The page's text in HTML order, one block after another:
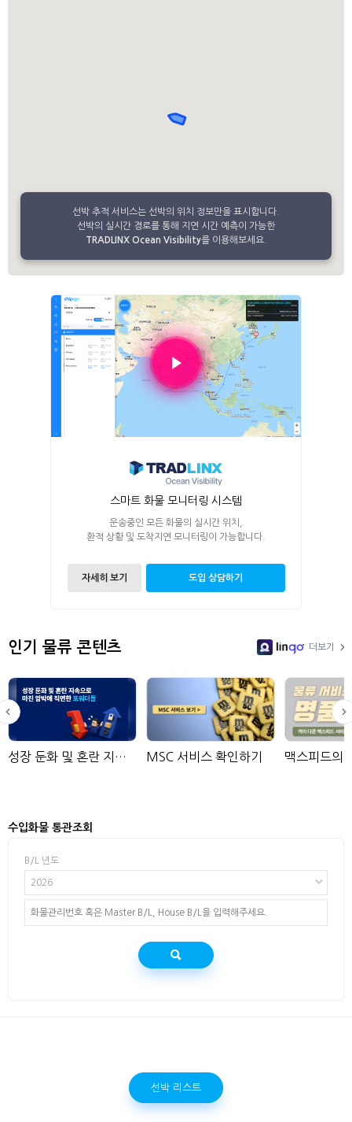
선박 추적 서비스는 선박의 위치 정보만을 표시합니다.
선박의 실시간 경로를 통해 지연 시간 예측이 가능한
TRADLINX Ocean Visibility를 이용해보세요.
스마트 화물 모니터링 시스템
운송중인 모든 화물의 실시간 위치,
환적 상황 및 도착지연 모니터링이 가능합니다.
자세히 보기 도입 상담하기
인기 물류 콘텐츠
LinGo
더보기
성장 둔화 및 혼란 지속으로 마진 압박에 직면한 포워더들 MSC 서비스 확인하기
수입화물 통관조회
B/L 년도
2026
선박 리스트